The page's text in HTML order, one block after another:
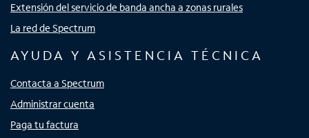
Extensión del servicio de banda ancha a zonas rurales
La red de Spectrum
AYUDA Y ASISTENCIA TÉCNICA
Contacta a Spectrum
Administrar cuenta
Paga tu factura